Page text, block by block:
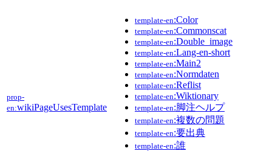
prop-
en:wikiPageUsesTemplate
template-en:Color
template-en:Commonscat
template-en:Double_image
template-en:Lang-en-short
template-en:Main2
template-en:Normdaten
template-en:Reflist
template-en:Wiktionary
template-en:脚注ヘルプ
template-en:複数の問題
template-en:要出典
template-en:誰